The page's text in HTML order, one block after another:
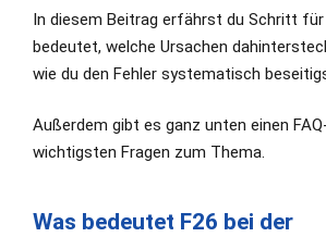
In diesem Beitrag erfährst du Schritt
bedeutet, welche Ursachen
wie du den Fehler systematisch
Außerdem gibt es ganz unten einen
wichtigsten Fragen zum Thema.
Was bedeutet F26 bei der